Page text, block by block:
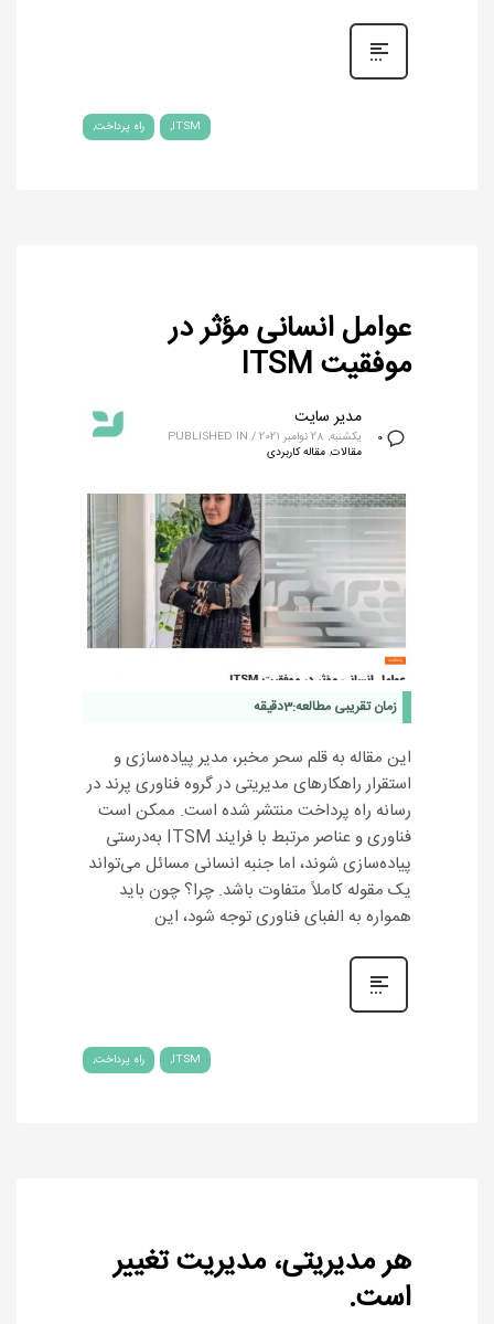
ITSM راه پرداخت
عوامل انسانی مؤثر در
موفقیت ITSM
0
مدیر سایت
یکشنبه, 28 نوامبر 2021 /
PUBLISHED IN
مقالات, مقاله کاربردی
زمان تقریبی مطالعه:3دقیقه
این مقاله به قلم سحر مخبر، مدیر پیاده‌سازی و
استقرار راهکارهای مدیریتی در گروه فناوری پرند در
رسانه راه پرداخت منتشر شده است. ممکن است
فناوری و عناصر مرتبط با فرایند ITSM به‌درستی
پیاده‌سازی شوند، اما جنبه انسانی مسائل می‌تواند
یک مقوله کاملاً متفاوت باشد. چرا؟ چون باید
همواره به الفبای فناوری توجه شود، این
ITSM راه پرداخت
هر مدیریتی، مدیریت تغییر
است.